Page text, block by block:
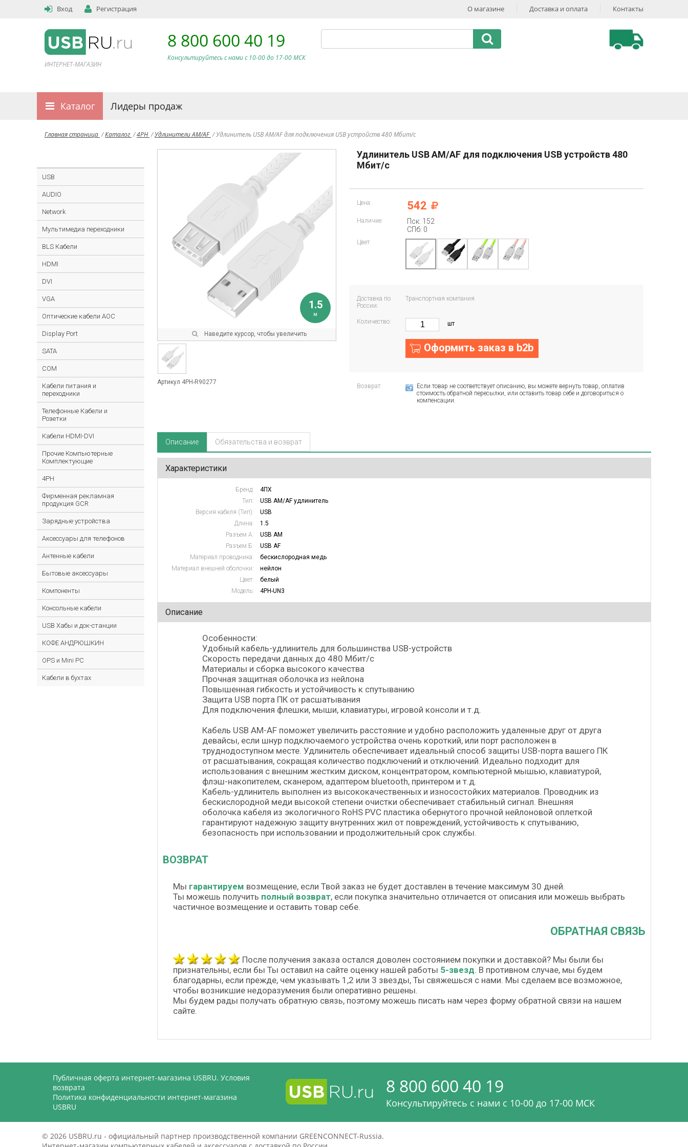
Вход Регистрация О магазине Доставка и оплата Контакты
ИНТЕРНЕТ-МАГАЗИН
8 800 600 40 19
Консультируйтесь с нами c 10-00 до 17-00 МСК
Каталог Лидеры продаж
Главная страница /Каталог /4PH /Удлинители AM/AF /Удлинитель USB AM/AF для подключения USB устройств 480 Мбит/с
USB
AUDIO
Network
Мультимедиа переходники
BLS Кабели
HDMI
DVI
VGA
Оптические кабели AOC
Display Port
SATA
COM
Кабели питания и
переходники
Телефонные Кабели и
Розетки
Кабели HDMI-DVI
Прочие Компьютерные
Комплектующие
4PH
Фирменная рекламная
продукция GCR
Зарядные устройства
Аксессуары для телефонов
Антенные кабели
Бытовые аксессуары
Компоненты
Консольные кабели
USB Хабы и док-станции
КОФЕ АНДРЮШКИН
OPS и Mini PC
Кабели в бухтах
1.5
м
Наведите курсор, чтобы увеличить
Артикул 4PH-R90277
Удлинитель USB AM/AF для подключения USB устройств 480
Мбит/с
Цена: 542
Наличие:
Пск: 152
СПб: 0
Цвет:
Доставка по
России:
Транспортная компания
Количество: шт
Оформить заказ в b2b
Возврат:
Если товар не соответствует описанию, вы можете вернуть товар, оплатив
стоимость обратной пересылки, или оставить товар себе и договориться о
компенсации.
Описание Обязательства и возврат
Характеристики
Бренд:
4ПХ
Тип:
USB AM/AF удлинитель
Версия кабеля (Тип):
USB
Длина:
1.5
Разъем А:
USB AM
Разъем Б:
USB AF
Материал проводника:
бескислородная медь
Материал внешней оболочки:
нейлон
Цвет:
белый
Модель:
4PH-UN3
Описание
Особенности:
Удобный кабель-удлинитель для большинства USB-устройств
Cкорость передачи данных до 480 Мбит/с
Материалы и сборка высокого качества
Прочная защитная оболочка из нейлона
Повышенная гибкость и устойчивость к спутыванию
Защита USB порта ПК от расшатывания
Для подключения флешки, мыши, клавиатуры, игровой консоли и т.д.
Кабель USB AM-AF поможет увеличить расстояние и удобно расположить удаленные друг от друга
девайсы, если шнур подключаемого устройства очень короткий, или порт расположен в
труднодоступном месте. Удлинитель обеспечивает идеальный способ защиты USB-порта вашего ПК
от расшатывания, сокращая количество подключений и отключений. Идеально подходит для
использования с внешним жестким диском, концентратором, компьютерной мышью, клавиатурой,
флэш-накопителем, сканером, адаптером bluetooth, принтером и т.д.
Кабель-удлинитель выполнен из высококачественных и износостойких материалов. Проводник из
бескислородной меди высокой степени очистки обеспечивает стабильный сигнал. Внешняя
оболочка кабеля из экологичного RoHS PVC пластика обернутого прочной нейлоновой оплеткой
гарантируют надежную защиту внутренних жил от повреждений, устойчивость к спутыванию,
безопасность при использовании и продолжительный срок службы.
ВОЗВРАТ
Мы гарантируем возмещение, если Твой заказ не будет доставлен в течение максимум 30 дней.
Ты можешь получить полный возврат, если покупка значительно отличается от описания или можешь выбрать
частичное возмещение и оставить товар себе.
ОБРАТНАЯ СВЯЗЬ
После получения заказа остался доволен состоянием покупки и доставкой? Мы были бы
признательны, если бы Ты оставил на сайте оценку нашей работы 5-звезд. В противном случае, мы будем
благодарны, если прежде, чем указывать 1,2 или 3 звезды, Ты свяжешься с нами. Мы сделаем все возможное,
чтобы возникшие недоразумения были оперативно решены.
Мы будем рады получать обратную связь, поэтому можешь писать нам через форму обратной связи на нашем
сайте.
Публичная оферта интернет-магазина USBRU. Условия
возврата
Политика конфиденциальности интернет-магазина
USBRU
8 800 600 40 19
Консультируйтесь с нами c 10-00 до 17-00 МСК
© 2026 USBRU.ru - официальный партнер производственной компании GREENCONNECT-Russia.